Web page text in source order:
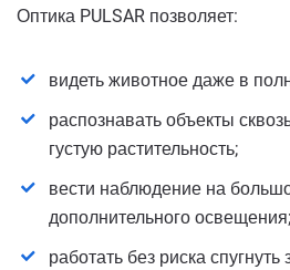
Оптика PULSAR позволяет:
видеть животное даже в
распознавать объекты
густую растительность;
вести наблюдение на
дополнительного освещения;
работать без риска спугнуть